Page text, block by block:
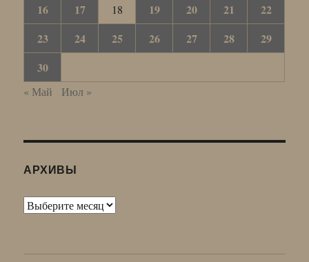
16
17 18 19 20 21
22
23
24 25 26 27 28
29
30
« Май Июл »
АРХИВЫ
Архивы